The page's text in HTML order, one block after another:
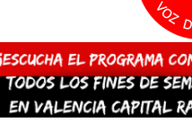
España sub20
del mundo
vez!